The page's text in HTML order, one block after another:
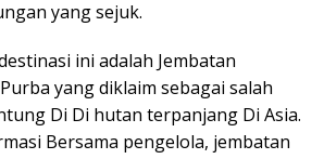
yang sejuk.
ini adalah Jembatan
yang diklaim sebagai salah
Di Di hutan terpanjang Di Asia.
Bersama pengelola, jembatan